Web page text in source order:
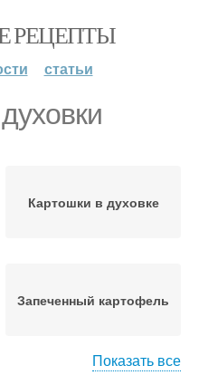
РЕЦЕПТЫ
статьи
Картошки в духовке
Запеченный картофель
Показать все